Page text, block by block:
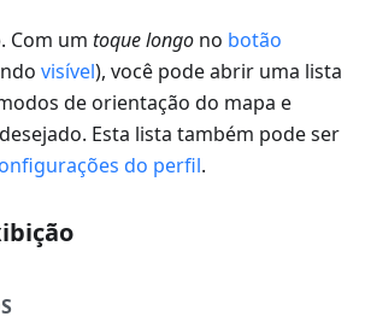
. Com um toque longo no botão
visível), você pode abrir uma lista
de orientação do mapa e
Esta lista também pode ser
do perfil.